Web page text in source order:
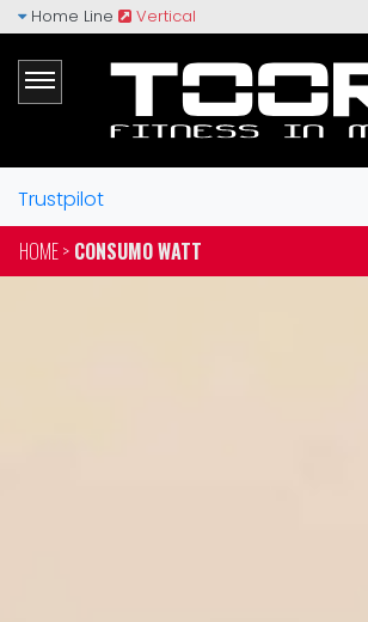
Home Line Vertical
Trustpilot
HOME > CONSUMO WATT